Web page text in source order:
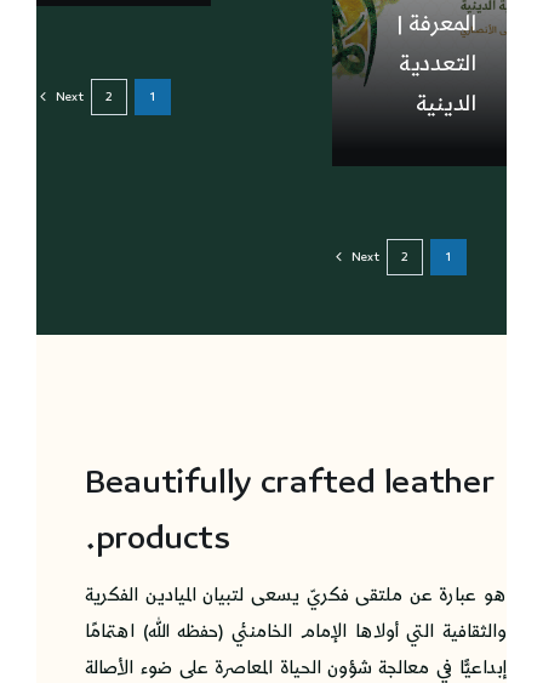
المعرفة |
التعددية
الدينية
1
2
Next
1
2
Next
Beautifully crafted leather
products.
هو عبارة عن ملتقى فكريّ يسعى لتبيان الميادين الفكرية
والثقافية التي أولاها الإمام الخامنئي (حفظه الله) اهتمامًا
إبداعيًّا في معالجة شؤون الحياة المعاصرة على ضوء الأصالة